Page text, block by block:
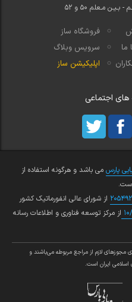
مـعلم ۵۰ و ۵۲
فروشگاه ساز
ما
سرویس وبلاگ
اپلیکیشن ساز
اجتماعی
پارس می باشد و هرگونه استفاده از
۲۰۵۴۹۲ از شورای عالی انفورماتیک کشور
از مرکز توسعه فناوری و اطلاعات رسانه
لازم از مراجع مربوطه مي‌باشند و
ايران است.